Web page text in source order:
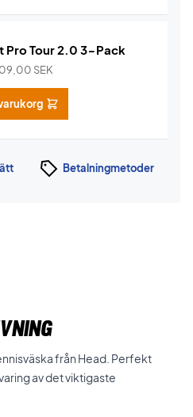
Pro Tour 2.0 3-Pack
SEK
Betalningmetoder
från Head. Perfekt
av det viktigaste